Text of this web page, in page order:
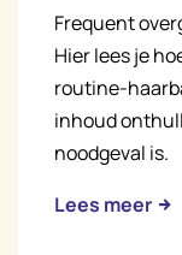
Frequent
Hier lees je
routine-
inhoud
noodgeval is.
Lees meer